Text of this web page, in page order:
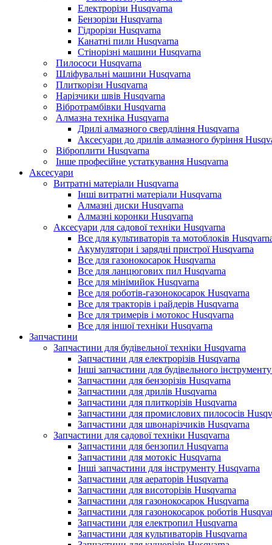
Електрорізи Husqvarna
Бензорізи Husqvarna
Гідрорізи Husqvarna
Канатні пили Husqvarna
Стінорізні машини Husqvarna
Пилососи Husqvarna
Шліфувальні машини Husqvarna
Плиткорізи Husqvarna
Нарізчики швів Husqvarna
Вібротрамбівки Husqvarna
Алмазна техніка Husqvarna
Дрилі алмазного свердління Husqvarna
Аксесуари до дрилів алмазного буріння
Віброплити Husqvarna
Інше професійне устаткування Husqvarna
Аксесуари
Витратні матеріали Husqvarna
Інші витратні матеріали Husqvarna
Алмазні диски Husqvarna
Алмазні коронки Husqvarna
Аксесуари для садової техніки Husqvarna
Все для культиваторів та мотоблоків
Акумулятори і зарядні пристрої Husqvarna
Все для газонокосарок Husqvarna
Все для ланцюгових пил Husqvarna
Все для мінімийок Husqvarna
Все для роботів-газонокосарок Husqvarna
Все для тракторів і райдерів Husqvarna
Все для тримерів і мотокос Husqvarna
Все для іншої техніки Husqvarna
Запчастини
Запчастини для будівельної техніки Husqvarna
Запчастини для електрорізів Husqvarna
Інші запчастини для будівельного
Запчастини для бензорізів Husqvarna
Запчастини для дрилів Husqvarna
Запчастини для плиткорізів Husqvarna
Запчастини для промислових пилососів
Запчастини для швонарізчиків Husqvarna
Запчастини для садової техніки Husqvarna
Запчастини для бензопил Husqvarna
Запчастини для мотокіс Husqvarna
Інші запчастини для інструменту Husqvarna
Запчастини для аераторів Husqvarna
Запчастини для висоторізів Husqvarna
Запчастини для газонокосарок Husqvarna
Запчастини для газонокосарок роботів
Запчастини для електропил Husqvarna
Запчастини для культиваторів Husqvarna